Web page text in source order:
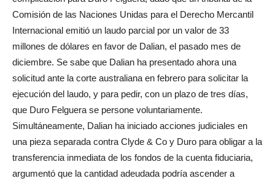
Comisión de las Naciones Unidas para el Derecho Mercantil
Internacional emitió un laudo parcial por un valor de 33
millones de dólares en favor de Dalian, el pasado mes de
diciembre. Se sabe que Dalian ha presentado ahora una
solicitud ante la corte australiana en febrero para solicitar la
ejecución del laudo, y para pedir, con un plazo de tres días,
que Duro Felguera se persone voluntariamente.
Simultáneamente, Dalian ha iniciado acciones judiciales en
una pieza separada contra Clyde & Co y Duro para obligar a la
transferencia inmediata de los fondos de la cuenta fiduciaria,
argumentó que la cantidad adeudada podría ascender a